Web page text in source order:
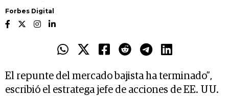
Forbes Digital
El repunte del mercado bajista ha terminado”,
escribió el estratega jefe de acciones de EE. UU.